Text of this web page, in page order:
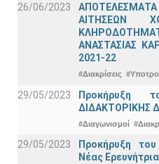
26/06/2023
ΑΙΤΗΣΕΩΝ
ΑΝΑΣΤΑΣΙΑΣ
2021-22
#Διακρίσεις
29/05/2023
Προκήρυξη
ΔΙΔΑΚΤΟΡΙΚΗΣ
#Διαγωνισμοί
29/05/2023
Προκήρυξη
Νέας